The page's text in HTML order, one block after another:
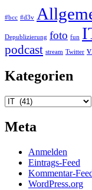
#bcc #d3v
Depublizierung foto fun
podcast stream Twitter
Kategorien
Kategorien
Meta
Anmelden
Eintrags-Feed
Kommentar-
WordPress.org